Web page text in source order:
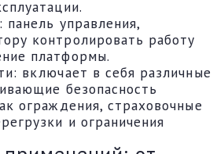
управления,
контролировать работу
платформы.
включает в себя различные
безопасность
ограждения, страховочные
и ограничения